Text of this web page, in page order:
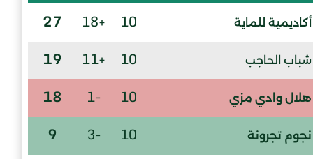
أكاديمية للماية 10
+18
27
شباب الحاجب 10
+11
19
هلال وادي مزي 10
-1
18
نجوم تجرونة 10
-3
9